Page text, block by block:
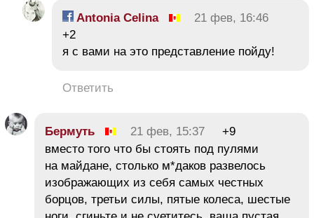
Antonia Celina
21 фев, 16:46
+2
я с вами на это представление пойду!
Ответить
Бермуть 21 фев, 15:37
+9
вместо того что бы стоять под пулями
на майдане, столько м*даков развелось
изображающих из себя самых честных
борцов, третьи силы, пятые колеса, шестые